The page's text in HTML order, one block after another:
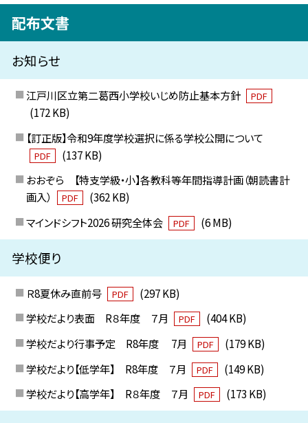
配布文書
お知らせ
江戸川区立第二葛西小学校いじめ防止基本方針 PDF
(172 KB)
【訂正版】令和9年度学校選択に係る学校公開について
PDF
(137 KB)
おおぞら 【特支学級・小】各教科等年間指導計画（朝読書計
画入）
PDF
(362 KB)
マインドシフト2026 研究全体会
PDF (6 MB)
学校便り
Ｒ8夏休み直前号 PDF
(297 KB)
学校だより表面 R８年度 ７月
PDF
(404 KB)
学校だより行事予定 R8年度 7月
PDF
(179 KB)
学校だより【低学年】 R8年度 ７月
PDF
(149 KB)
学校だより【高学年】 R８年度 ７月
PDF (173 KB)